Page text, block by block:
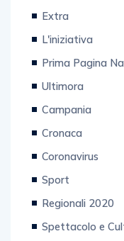
Extra
L'iniziativa
Prima Pagina
Ultimora
Campania
Cronaca
Coronavirus
Sport
Regionali 2020
Spettacolo e